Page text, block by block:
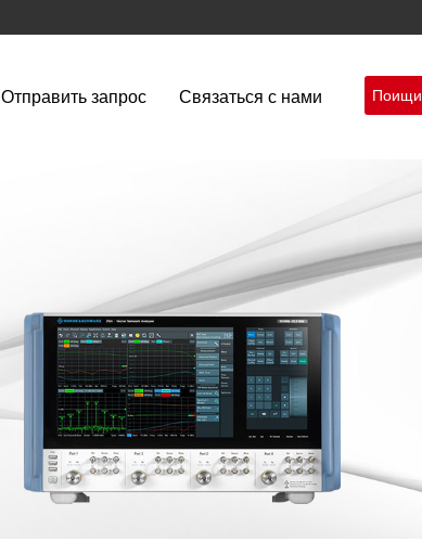
Отправить запрос Связаться с нами